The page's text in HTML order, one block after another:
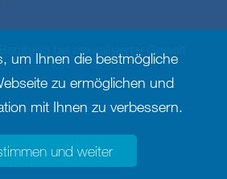
um Ihnen die bestmögliche
zu ermöglichen und
mit Ihnen zu verbessern.
und weiter